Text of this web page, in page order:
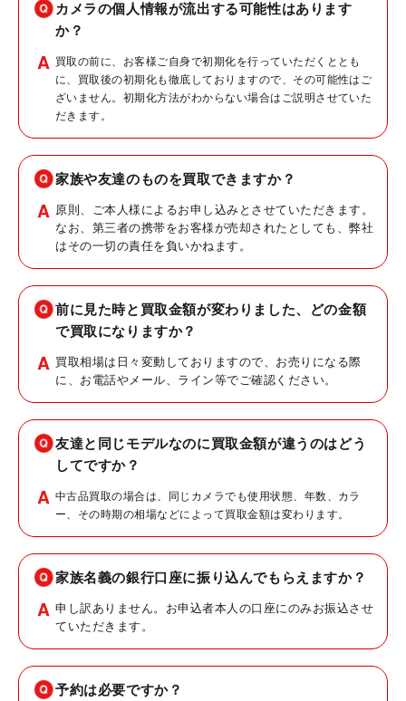
カメラの個人情報が流出する可能性はあります
か？
買取の前に、お客様ご自身で初期化を行っていただくととも
に、買取後の初期化も徹底しておりますので、その可能性はご
ざいません。初期化方法がわからない場合はご説明させていた
だきます。
家族や友達のものを買取できますか？
原則、ご本人様によるお申し込みとさせていただきます。
なお、第三者の携帯をお客様が売却されたとしても、弊社
はその一切の責任を負いかねます。
前に見た時と買取金額が変わりました、どの金額
で買取になりますか？
買取相場は日々変動しておりますので、お売りになる際
に、お電話やメール、ライン等でご確認ください。
友達と同じモデルなのに買取金額が違うのはどう
してですか？
中古品買取の場合は、同じカメラでも使用状態、年数、カラ
ー、その時期の相場などによって買取金額は変わります。
家族名義の銀行口座に振り込んでもらえますか？
申し訳ありません。お申込者本人の口座にのみお振込させ
ていただきます。
予約は必要ですか？